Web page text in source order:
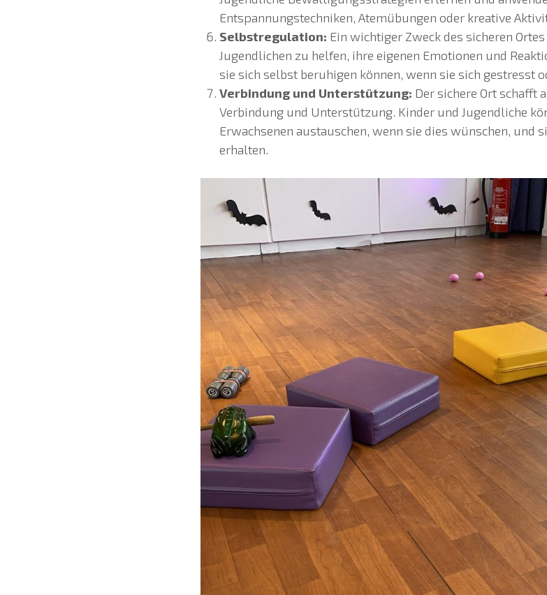
Entspannungstechniken, Atemübungen oder kreative
Selbstregulation: Ein wichtiger Zweck des sicheren
Jugendlichen zu helfen, ihre eigenen Emotionen und
sie sich selbst beruhigen können, wenn sie sich gestresst
Verbindung und Unterstützung: Der sichere Ort schafft
Verbindung und Unterstützung. Kinder und Jugendliche
Erwachsenen austauschen, wenn sie dies wünschen, und
erhalten.